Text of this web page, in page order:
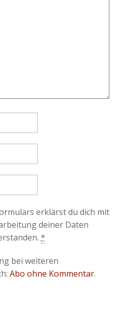
erklärst du dich mit
deiner Daten
*
bei weiteren
Abo ohne Kommentar.